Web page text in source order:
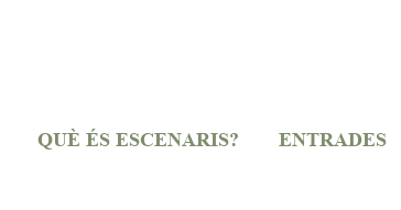
QUÈ ÉS ESCENARIS? ENTRADES